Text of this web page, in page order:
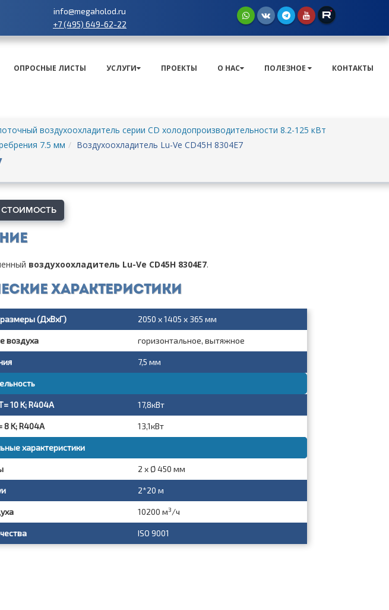
info@megaholod.ru
+7 (495) 649-62-22
ОПРОСНЫЕ ЛИСТЫ УСЛУГИ ПРОЕКТЫ О НАС ПОЛЕЗНОЕ КОНТАКТЫ
воздухоохладитель серии CD холодопроизводительности 8.2-125 кВт
7.5 мм Воздухоохладитель Lu-Ve CD45H 8304E7
воздухоохладитель Lu-Ve CD45H 8304E7.
характеристики
(ДxВxГ) 2050 x 1405 x 365 мм
воздуха горизонтальное, вытяжное
7,5 мм
10 K; R404A 17,8кВт
8 K; R404A 13,1кВт
характеристики
2 x Ø 450 мм
2*20 м
10200 м3/ч
ISO 9001